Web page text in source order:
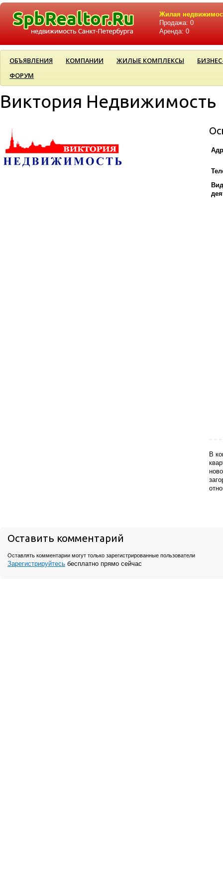
Жилая
Продажа: 0
Аренда: 0
ОБЪЯВЛЕНИЯ КОМПАНИИ ЖИЛЫЕ КОМПЛЕКСЫ
ФОРУМ
Виктория Недвижимость
В
Оставить комментарий
Оставлять комментарии могут только зарегистрированные пользователи
Зарегистрируйтесь бесплатно прямо сейчас